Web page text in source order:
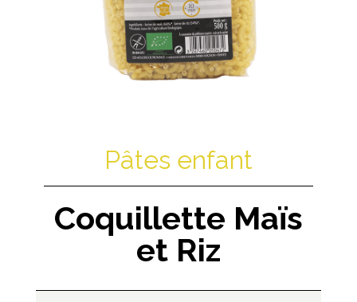
Pâtes enfant
Coquillette Maïs
et Riz